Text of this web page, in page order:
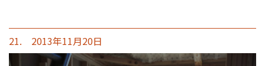
21. 2013年11月20日